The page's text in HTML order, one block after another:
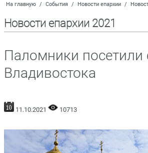
На главную / События / Новости епархии /
Новости епархии 2021
Паломники посетили
Владивостока
11.10.2021 10713